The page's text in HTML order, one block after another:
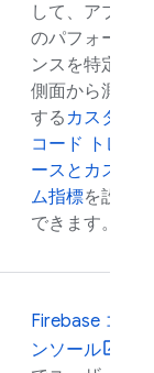
して、アプリ
のパフォーマ
ンスを特定の
側面から測定
するカスタム
コード トレ
ースとカスタ
ム指標を設定
できます。
Firebase コ
ンソール